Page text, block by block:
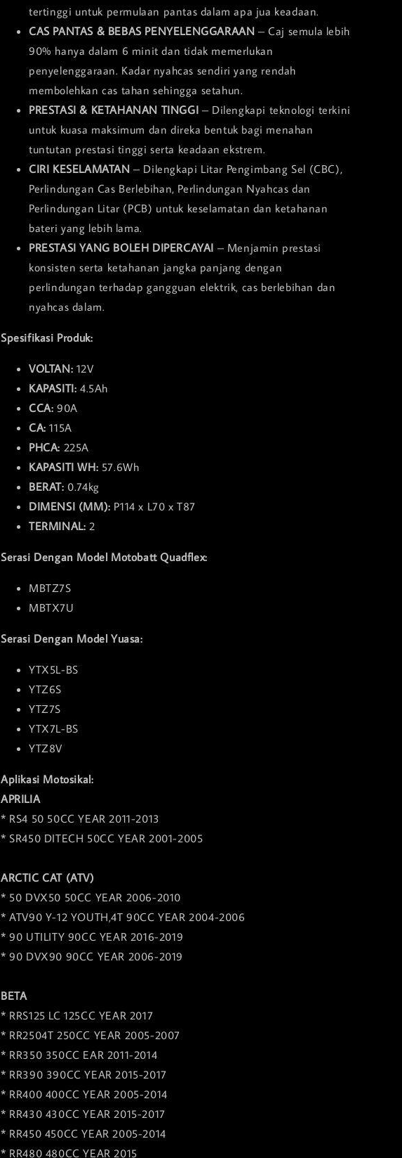
tertinggi untuk permulaan pantas dalam apa jua keadaan.
CAS PANTAS & BEBAS PENYELENGGARAAN – Caj semula lebih
90% hanya dalam 6 minit dan tidak memerlukan
penyelenggaraan. Kadar nyahcas sendiri yang rendah
membolehkan cas tahan sehingga setahun.
PRESTASI & KETAHANAN TINGGI – Dilengkapi teknologi terkini
untuk kuasa maksimum dan direka bentuk bagi menahan
tuntutan prestasi tinggi serta keadaan ekstrem.
CIRI KESELAMATAN – Dilengkapi Litar Pengimbang Sel (CBC),
Perlindungan Cas Berlebihan, Perlindungan Nyahcas dan
Perlindungan Litar (PCB) untuk keselamatan dan ketahanan
bateri yang lebih lama.
PRESTASI YANG BOLEH DIPERCAYAI – Menjamin prestasi
konsisten serta ketahanan jangka panjang dengan
perlindungan terhadap gangguan elektrik, cas berlebihan dan
nyahcas dalam.
Spesifikasi Produk:
VOLTAN: 12V
KAPASITI: 4.5Ah
CCA: 90A
CA: 115A
PHCA: 225A
KAPASITI WH: 57.6Wh
BERAT: 0.74kg
DIMENSI (MM): P114 x L70 x T87
TERMINAL: 2
Serasi Dengan Model Motobatt Quadflex:
MBTZ7S
MBTX7U
Serasi Dengan Model Yuasa:
YTX5L-BS
YTZ6S
YTZ7S
YTX7L-BS
YTZ8V
Aplikasi Motosikal:
APRILIA
* RS4 50 50CC YEAR 2011-2013
* SR450 DITECH 50CC YEAR 2001-2005
ARCTIC CAT (ATV)
* 50 DVX50 50CC YEAR 2006-2010
* ATV90 Y-12 YOUTH,4T 90CC YEAR 2004-2006
* 90 UTILITY 90CC YEAR 2016-2019
* 90 DVX90 90CC YEAR 2006-2019
BETA
* RRS125 LC 125CC YEAR 2017
* RR2504T 250CC YEAR 2005-2007
* RR350 350CC EAR 2011-2014
* RR390 390CC YEAR 2015-2017
* RR400 400CC YEAR 2005-2014
* RR430 430CC YEAR 2015-2017
* RR450 450CC YEAR 2005-2014
* RR480 480CC YEAR 2015